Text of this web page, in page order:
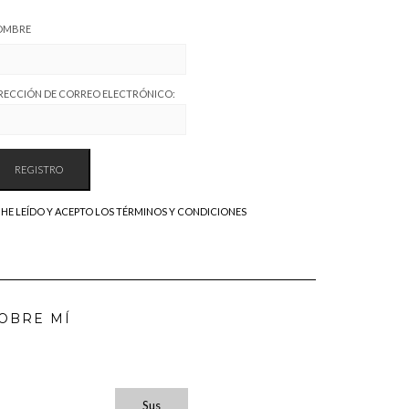
DE CORREO ELECTRÓNICO:
HE LEÍDO Y ACEPTO LOS TÉRMINOS Y CONDICIONES
MÍ
Sus